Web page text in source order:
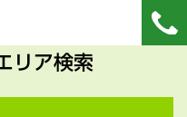
リア検索